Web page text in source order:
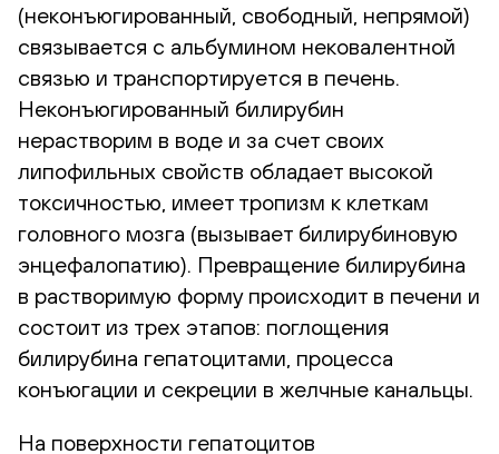
(неконъюгированный, свободный, непрямой)
связывается с альбумином нековалентной
связью и транспортируется в печень.
Неконъюгированный билирубин
нерастворим в воде и за счет своих
липофильных свойств обладает высокой
токсичностью, имеет тропизм к клеткам
головного мозга (вызывает билирубиновую
энцефалопатию). Превращение билирубина
в растворимую форму происходит в печени и
состоит из трех этапов: поглощения
билирубина гепатоцитами, процесса
конъюгации и секреции в желчные канальцы.
На поверхности гепатоцитов